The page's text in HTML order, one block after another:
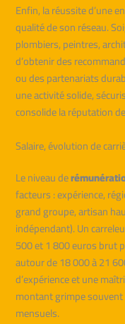
Enfin, la réussite d’une
qualité de son réseau.
plombiers, peintres,
d’obtenir des
ou des partenariats
une activité solide,
consolide la réputation
Salaire, évolution de
Le niveau de
facteurs : expérience,
grand groupe, artisan
indépendant). Un
500 et 1 800 euros brut
autour de 18 000 à 21
d’expérience et une
montant grimpe
mensuels.